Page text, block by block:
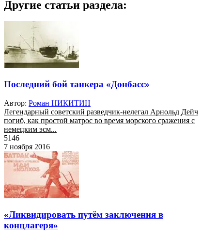
Другие статьи раздела:
Последний бой танкера «Донбасс»
Автор: Роман НИКИТИН
Легендарный советский разведчик-нелегал Арнольд Дейч
погиб, как простой матрос во время морского сражения с
немецким эсм...
5146
7 ноября 2016
«Ликвидировать путём заключения в
концлагеря»